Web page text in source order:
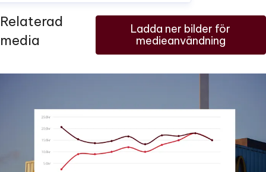
Relaterad
media
Ladda ner bilder för
medieanvändning